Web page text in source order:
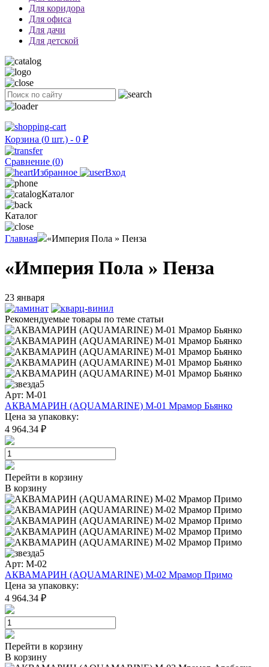
Для коридора
Для офиса
Для дачи
Для детской
Корзина (0 шт.) - 0 ₽
Сравнение (0)
Избранное
Вход
Каталог
Каталог
Главная «Империя Пола » Пенза
«Империя Пола » Пенза
23 января
Рекомендуемые товары по теме статьи
5
Арт: M-01
АКВАМАРИН (AQUAMARINE) M-01 Мрамор Бьянко
Цена за упаковку:
4 964.34 ₽
Перейти в корзину
В корзину
5
Арт: M-02
АКВАМАРИН (AQUAMARINE) M-02 Мрамор Примо
Цена за упаковку:
4 964.34 ₽
Перейти в корзину
В корзину